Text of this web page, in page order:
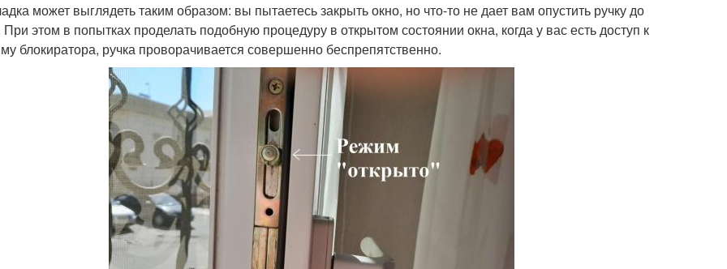
может выглядеть таким образом: вы пытаетесь закрыть окно, но что-то не дает вам опустить ручку до
При этом в попытках проделать подобную процедуру в открытом состоянии окна, когда у вас есть доступ к
блокиратора, ручка проворачивается совершенно беспрепятственно.